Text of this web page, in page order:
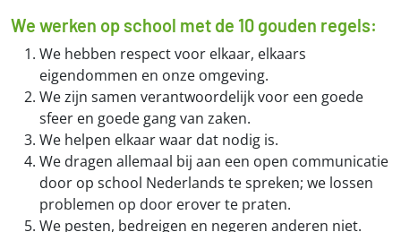
We werken op school met de 10 gouden regels:
We hebben respect voor elkaar, elkaars
eigendommen en onze omgeving.
We zijn samen verantwoordelijk voor een goede
sfeer en goede gang van zaken.
We helpen elkaar waar dat nodig is.
We dragen allemaal bij aan een open communicatie
door op school Nederlands te spreken; we lossen
problemen op door erover te praten.
We pesten, bedreigen en negeren anderen niet.